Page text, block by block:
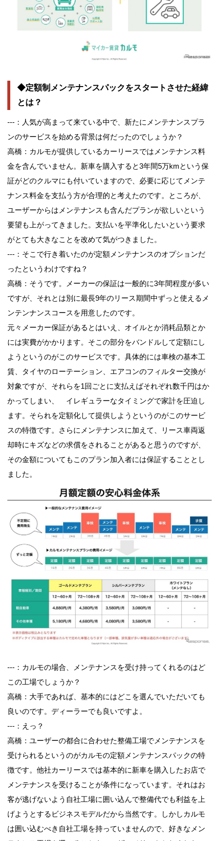
◆定額制メンテナンスパックをスタートさせた経緯
とは？
---：人気が高まって来ている中で、新たにメンテナンスプラ
ンのサービスを始める背景は何だったのでしょうか？
高橋：カルモが提供しているカーリースではメンテナンス料
金を含んでいません。新車を購入すると3年間5万kmという保
証がどのクルマにも付いていますので、必要に応じてメンテ
ナンス料金を支払う方が合理的と考えたのです。ところが、
ユーザーからはメンテナンスも含んだプランが欲しいという
要望も上がってきました。支払いを平準化したいという要求
がとても大きなことを改めて気がつきました。
---：そこで行き着いたのが定額メンテナンスのオプションだ
ったというわけですね？
高橋：そうです。メーカーの保証は一般的に3年間程度が多い
ですが、それとは別に最長9年のリース期間中ずっと使えるメ
ンテンナンスコースを用意したのです。
元々メーカー保証があるとはいえ、オイルとか消耗品類とか
には実費がかかります。そこの部分をバンドルして定額にし
ようというのがこのサービスです。具体的には車検の基本工
賃、タイヤのローテーション、エアコンのフィルター交換が
対象ですが、それらを1回ごとに支払えばそれぞれ数千円はか
かってしまい、 イレギュラーなタイミングで家計を圧迫し
ます。そられを定額化して提供しようというのがこのサービ
スの特徴です。さらにメンテナンスに加えて、リース車両返
却時にキズなどの求償をされることがあると思うのですが、
その金額についてもこのプラン加入者には保証することとし
ました。
---：カルモの場合、メンテナンスを受け持ってくれるのはど
この工場でしょうか？
高橋：大手であれば、基本的にはどこを選んでいただいても
良いのです。ディーラーでも良いですよ。
---：えっ？
高橋：ユーザーの都合に合わせた整備工場でメンテナンスを
受けられるというのがカルモの定額メンテナンスパックの特
徴です。他社カーリースでは基本的に新車を購入したお店で
メンテナンスを受けることが条件になっています。それはお
客が逃げないよう自社工場に囲い込んで整備代でも利益を上
げようとするビジネスモデルだから当然です。しかしカルモ
は囲い込むべき自社工場を持っていませんので、好きなメン